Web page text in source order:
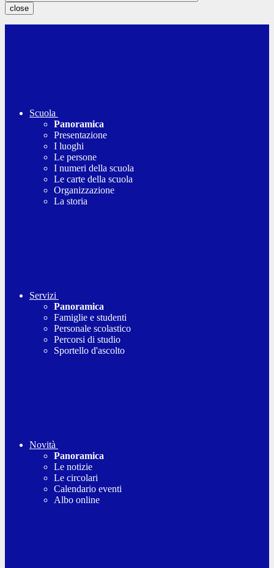
close
Scuola
Panoramica
Presentazione
I luoghi
Le persone
I numeri della scuola
Le carte della scuola
Organizzazione
La storia
Servizi
Panoramica
Famiglie e studenti
Personale scolastico
Percorsi di studio
Sportello d'ascolto
Novità
Panoramica
Le notizie
Le circolari
Calendario eventi
Albo online